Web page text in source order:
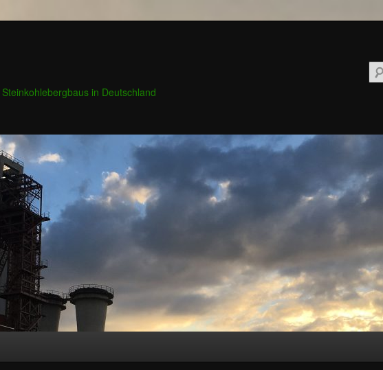
in Deutschland